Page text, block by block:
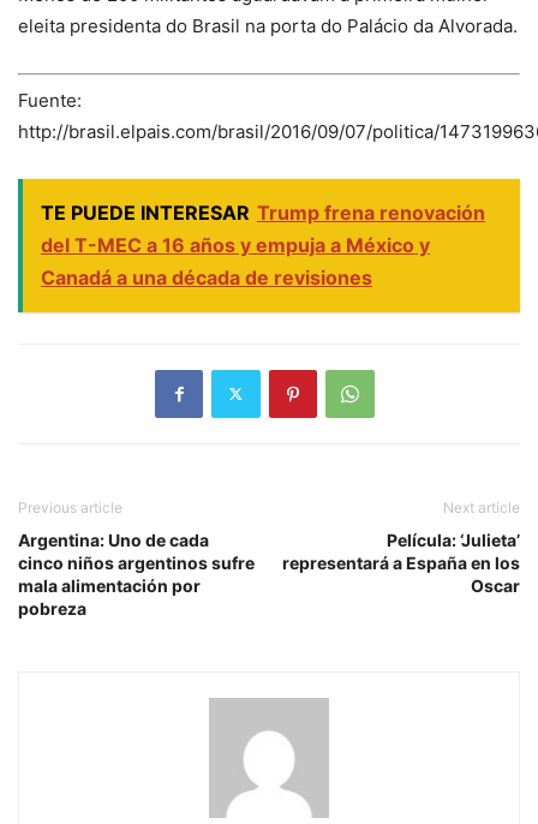
eleita presidenta do Brasil na porta do Palácio da Alvorada.
Fuente:
http://brasil.elpais.com/brasil/2016/09/07/politica/
TE PUEDE INTERESAR Trump frena renovación
del T-MEC a 16 años y empuja a México y
Canadá a una década de revisiones
Previous article
Argentina: Uno de cada
cinco niños argentinos sufre
mala alimentación por
pobreza
Next article
Película: ‘Julieta’
representará a España en los
Oscar